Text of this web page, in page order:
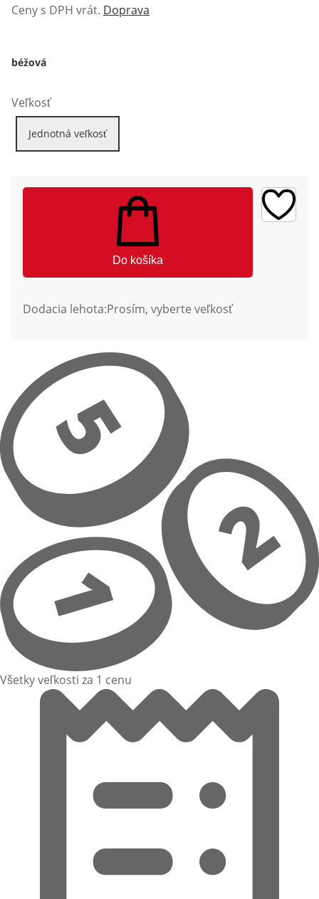
Ceny s DPH vrát. Doprava
béžová
Veľkosť
Jednotná veľkosť
Do košíka
Dodacia lehota:Prosím, vyberte veľkosť
Všetky veľkosti za 1 cenu